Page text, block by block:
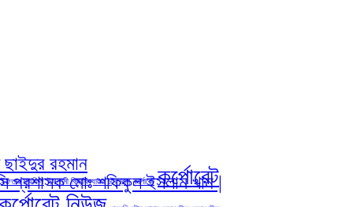
রহমান
প্রশাসক মোঃ শফিকুল ইসলাম খান |
ইফতার মাহফিল ইসলামী বিশ্ববিদ্যালয় চট্রগ্রাম কর্পোরেট কর্পোরেট